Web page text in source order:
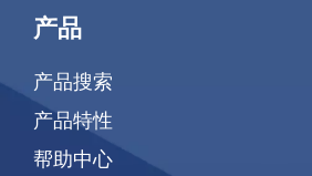
产品
产品搜索
产品特性
帮助中心